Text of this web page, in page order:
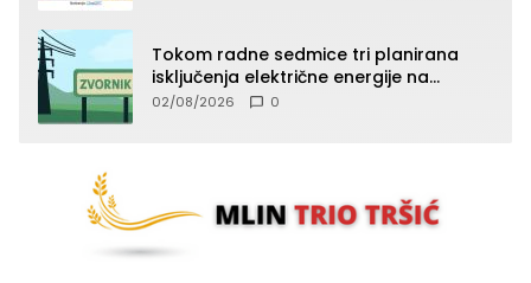
Tokom radne sedmice tri planirana
isključenja električne energije na
području TJ Zvornik
02/08/2026 0